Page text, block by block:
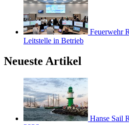
Feuerwehr
Leitstelle in Betrieb
Neueste Artikel
Hanse Sail